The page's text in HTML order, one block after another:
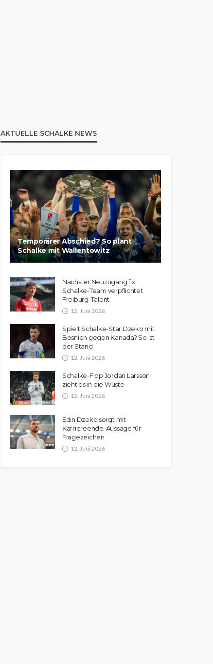
AKTUELLE SCHALKE NEWS
Temporärer Abschied? So plant
Schalke mit Wallentowitz
Nächster Neuzugang fix:
Schalke-Team verpflichtet
Freiburg-Talent
12. Juni 2026
Spielt Schalke-Star Dzeko mit
Bosnien gegen Kanada? So ist
der Stand
12. Juni 2026
Schalke-Flop Jordan Larsson
zieht es in die Wüste
12. Juni 2026
Edin Dzeko sorgt mit
Karriereende-Aussage für
Fragezeichen
12. Juni 2026